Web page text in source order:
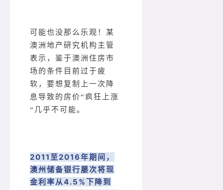
可能也没那么乐观！某
澳洲地产研究机构主管
表示，鉴于澳洲住房市
场的条件目前过于疲
软，要想复制上一次降
息导致的房价“疯狂上涨
“几乎不可能。
2011至2016年期间，
澳州储备银行屡次将现
金利率从4.5%下降到